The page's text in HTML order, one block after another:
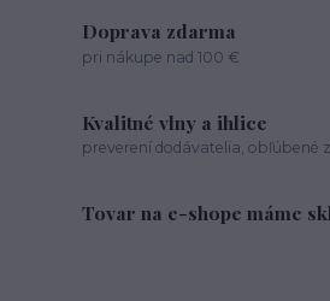
Doprava zdarma
pri nákupe nad 100 €
Kvalitné vlny a ihlice
preverení dodávatelia, obľúbené
Tovar na e-shope máme